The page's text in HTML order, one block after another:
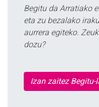
Begitu da Arratiako
eta zu bezalako
aurrera egiteko.
dozu?
Izan zaitez Begitu-